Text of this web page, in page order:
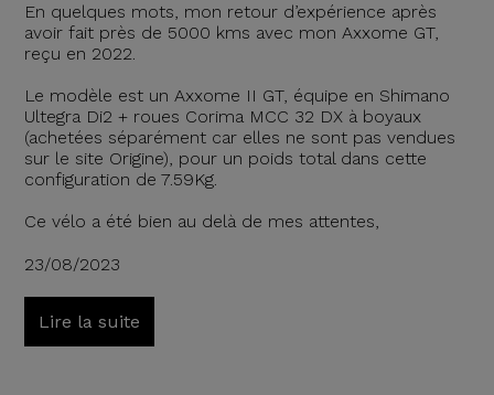
En quelques mots, mon retour d’expérience après
avoir fait près de 5000 kms avec mon Axxome GT,
reçu en 2022.
Le modèle est un Axxome II GT, équipe en Shimano
Ultegra Di2 + roues Corima MCC 32 DX à boyaux
(achetées séparément car elles ne sont pas vendues
sur le site Origine), pour un poids total dans cette
configuration de 7.59Kg.
Ce vélo a été bien au delà de mes attentes,
23/08/2023
Lire la suite